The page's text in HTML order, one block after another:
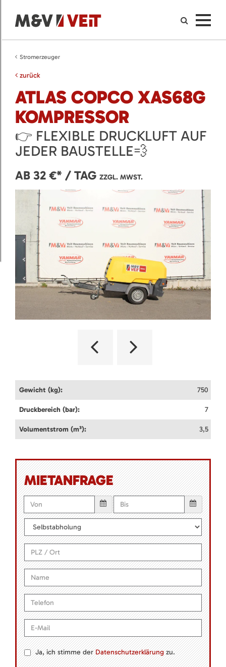
Stromerzeuger
zurück
ATLAS COPCO XAS68G
KOMPRESSOR
👉 FLEXIBLE DRUCKLUFT AUF
JEDER BAUSTELLE💨
AB 32 €* / TAG ZZGL. MWST.
Gewicht (kg): 750
Druckbereich (bar): 7
Volumentstrom (m³): 3,5
MIETANFRAGE
Ja, ich stimme derDatenschutzerklärungzu.